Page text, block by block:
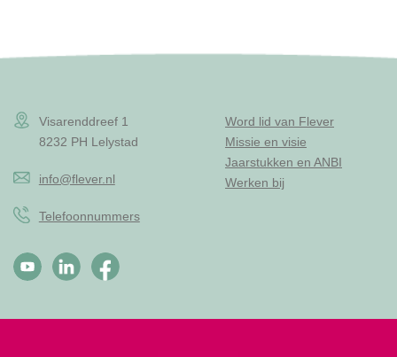
Visarenddreef 1
8232 PH Lelystad
info@flever.nl
Telefoonnummers
Word lid van Flever
Missie en visie
Jaarstukken en ANBI
Werken bij